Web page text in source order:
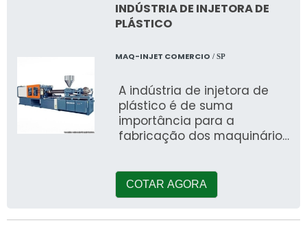
INDÚSTRIA DE INJETORA DE
PLÁSTICO
MAQ-INJET COMERCIO / SP
A indústria de injetora de
plástico é de suma
importância para a
fabricação dos maquinários
COTAR AGORA